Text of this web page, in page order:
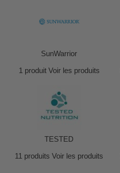
SunWarrior
1 produit Voir les produits
TESTED
11 produits Voir les produits